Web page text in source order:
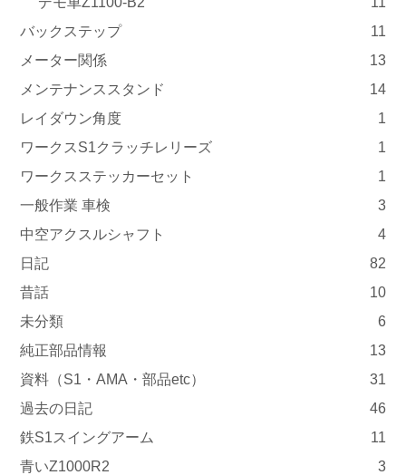
バックステップ
11
メーター関係
13
メンテナンススタンド
14
レイダウン角度
1
ワークスS1クラッチレリーズ
1
ワークスステッカーセット
1
一般作業 車検
3
中空アクスルシャフト
4
日記
82
昔話
10
未分類
6
純正部品情報
13
資料（S1・AMA・部品etc）
31
過去の日記
46
鉄S1スイングアーム
11
青いZ1000R2
3